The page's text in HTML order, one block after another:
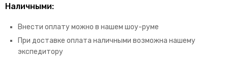
Наличными:
Внести оплату можно в нашем шоу-руме
При доставке оплата наличными возможна нашему
экспедитору